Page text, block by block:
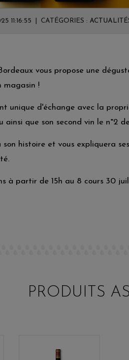
11:16:55 | CATÉGORIES :
vous propose une
magasin !
unique d'échange avec la
ainsi que son second vin le n°2
histoire et vous expliquera
à partir de 15h au 8 cours 30
PRODUITS